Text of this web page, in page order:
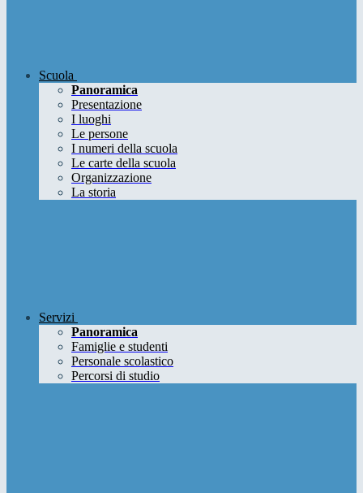
Scuola
Panoramica
Presentazione
I luoghi
Le persone
I numeri della scuola
Le carte della scuola
Organizzazione
La storia
Servizi
Panoramica
Famiglie e studenti
Personale scolastico
Percorsi di studio